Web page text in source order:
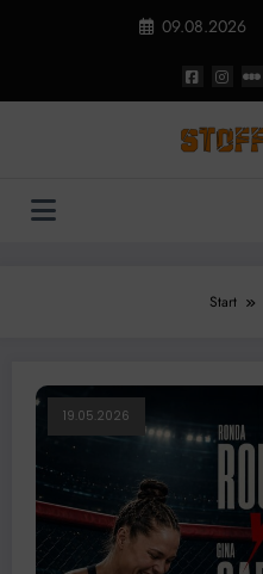
09.08.2026
Start
19.05.2026